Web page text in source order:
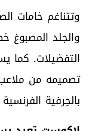
وتتناغم خامات
والجلد المصبوغ
التفضيلات. كما
تصميمه من
بالحِرفية